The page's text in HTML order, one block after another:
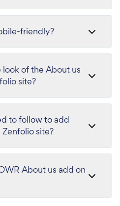
friendly?
of the About us
site?
to follow to add
site?
About us add on